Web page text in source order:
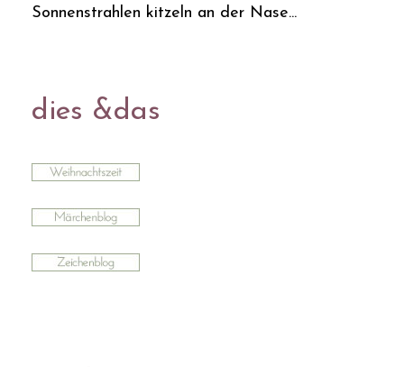
Sonnenstrahlen kitzeln an der Nase...
dies &das